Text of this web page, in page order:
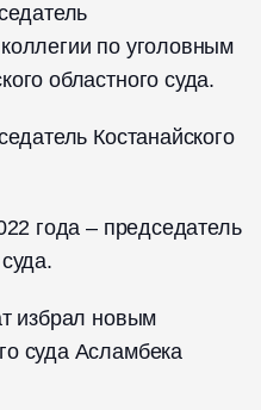
по уголовным
областного суда.
Костанайского
года – председатель
избрал новым
суда Асламбека